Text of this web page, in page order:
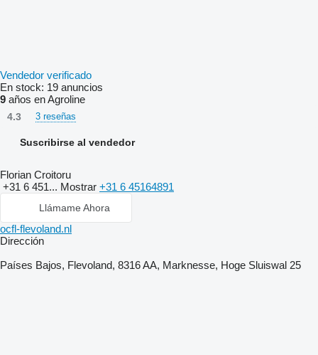
Vendedor verificado
En stock: 19 anuncios
9 años en Agroline
4.3 3 reseñas
Suscribirse al vendedor
Florian Croitoru
+31 6 451... Mostrar +31 6 45164891
Llámame Ahora
ocfl-flevoland.nl
Dirección
Países Bajos, Flevoland, 8316 AA, Marknesse, Hoge Sluiswal 25